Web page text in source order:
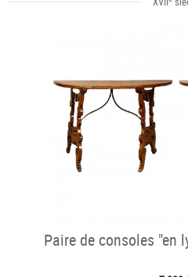
Paire de consoles "en